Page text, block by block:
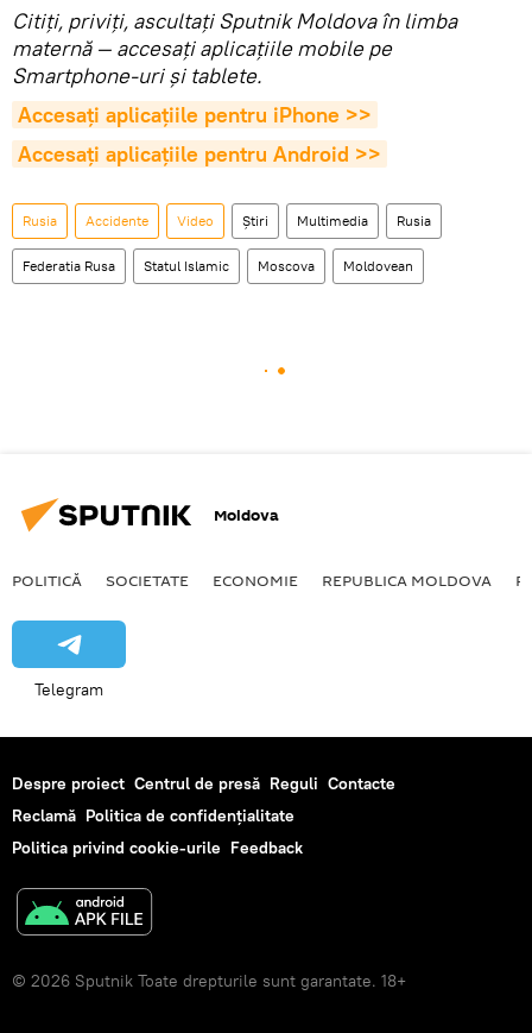
Citiţi, priviţi, ascultaţi Sputnik Moldova în limba
maternă — accesaţi aplicaţiile mobile pe
Smartphone-uri şi tablete.
Accesaţi aplicaţiile pentru iPhone >>
Accesaţi aplicaţiile pentru Android >>
Rusia Accidente Video Știri Multimedia Rusia
Federatia Rusa Statul Islamic Moscova Moldovean
Moldova
POLITICĂ SOCIETATE ECONOMIE REPUBLICA MOLDOVA
Telegram
Despre proiect Centrul de presă Reguli Contacte
Reclamă Politica de confidențialitate
Politica privind cookie-urile Feedback
© 2026 Sputnik Toate drepturile sunt garantate. 18+